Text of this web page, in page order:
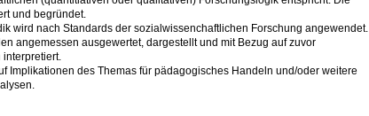
und begründet.
wird nach Standards der sozialwissenchaftlichen Forschung angewendet.
angemessen ausgewertet, dargestellt und mit Bezug auf zuvor
interpretiert.
Implikationen des Themas für pädagogisches Handeln und/oder weitere